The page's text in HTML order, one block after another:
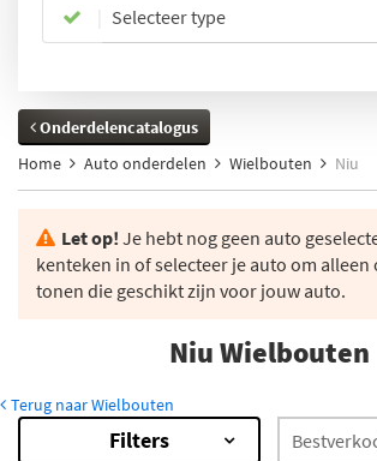
Selecteer type
Onderdelencatalogus
Home
Auto onderdelen Wielbouten Niu
Let op! Je hebt nog geen auto
kenteken in of selecteer je auto om
tonen die geschikt zijn voor jouw auto.
Niu Wielbouten
Terug naar Wielbouten
Resultaten
Filters